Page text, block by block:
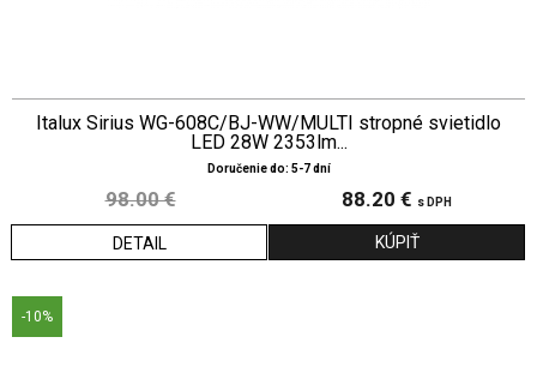
Italux Sirius WG-608C/BJ-WW/MULTI stropné svietidlo
LED 28W 2353lm...
Doručenie do: 5-7 dní
98.00 € 88.20 € s DPH
DETAIL
-10%